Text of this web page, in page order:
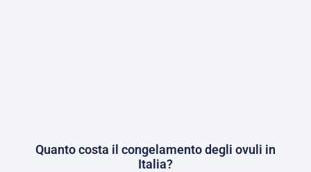
Quanto costa il congelamento degli ovuli in
Italia?